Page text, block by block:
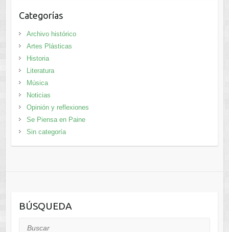
Categorías
Archivo histórico
Artes Plásticas
Historia
Literatura
Música
Noticias
Opinión y reflexiones
Se Piensa en Paine
Sin categoría
BÚSQUEDA
Buscar